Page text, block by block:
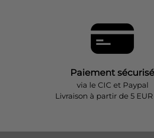
Paiement sécurisé
via le CIC et Paypal
Livraison à partir de 5 EUR